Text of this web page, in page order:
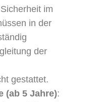
im
in der
der
gestattet.
(ab 5 Jahre):